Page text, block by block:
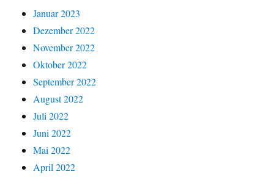
Januar 2023
Dezember 2022
November 2022
Oktober 2022
September 2022
August 2022
Juli 2022
Juni 2022
Mai 2022
April 2022